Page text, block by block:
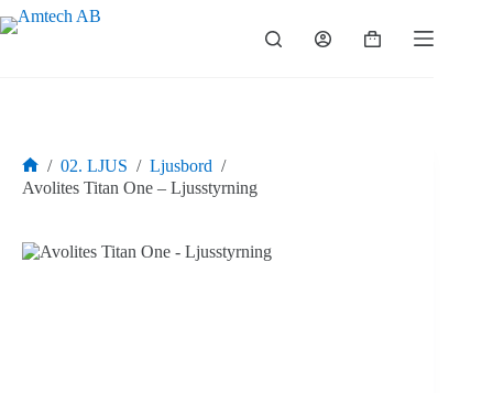
Hoppa
till
Varukorg
Hem
/ 02. LJUS / Ljusbord /
Avolites Titan One – Ljusstyrning